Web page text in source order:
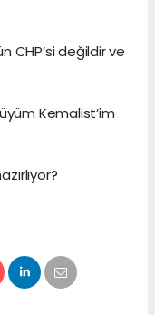
CHP’si değildir ve
Kemalist’im